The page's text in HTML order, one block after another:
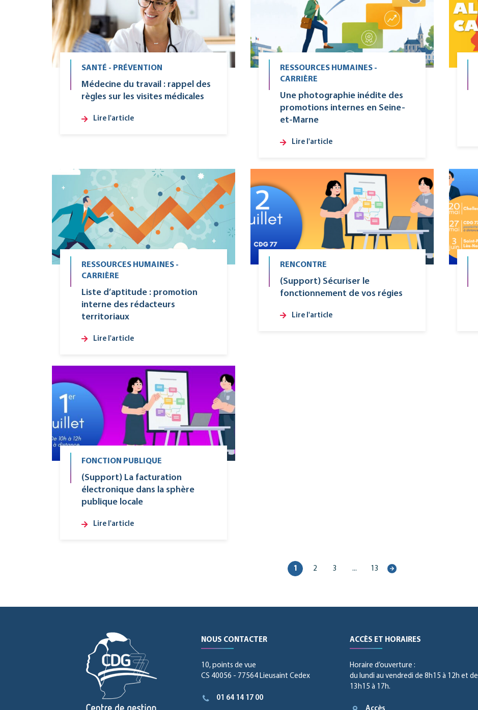
SANTÉ - PRÉVENTION
Médecine du travail : rappel des
règles sur les visites médicales
Lire l'article
RESSOURCES HUMAINES -
CARRIÈRE
Une photographie inédite des
promotions internes en Seine-
et-Marne
Lire l'article
RESSOURCES HUMAINES -
CARRIÈRE
Liste d’aptitude : promotion
interne des rédacteurs
territoriaux
Lire l'article
RENCONTRE
(Support) Sécuriser le
fonctionnement de vos régies
Lire l'article
FONCTION PUBLIQUE
(Support) La facturation
électronique dans la sphère
publique locale
Lire l'article
1 2 3 ... 13
Page
NOUS CONTACTER
10, points de vue
CS 40056 - 77564 Lieusaint Cedex
01 64 14 17 00
ACCÈS ET HORAIRES
Horaire d’ouverture :
du lundi au vendredi de 8h15 à 12h et de
13h15 à 17h.